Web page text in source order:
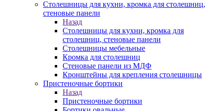
Столешницы для кухни, кромка для столешниц,
стеновые панели
Назад
Столешницы для кухни, кромка для
столешниц, стеновые панели
Столешницы мебельные
Кромка для столешниц
Стеновые панели из МДФ
Кронштейны для крепления столешницы
Пристеночные бортики
Назад
Пристеночные бортики